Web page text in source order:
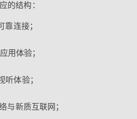
的结构：
靠连接；
用体验；
听体验；
与新质互联网；